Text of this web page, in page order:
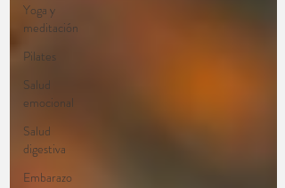
Yoga y
meditación
Pilates
Salud
emocional
Salud
digestiva
Embarazo